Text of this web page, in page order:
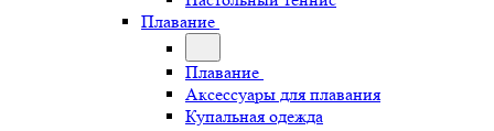
Плавание
Плавание
Аксессуары для плавания
Купальная одежда